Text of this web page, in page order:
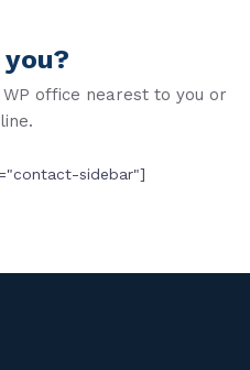
office nearest to you or
sidebar"]